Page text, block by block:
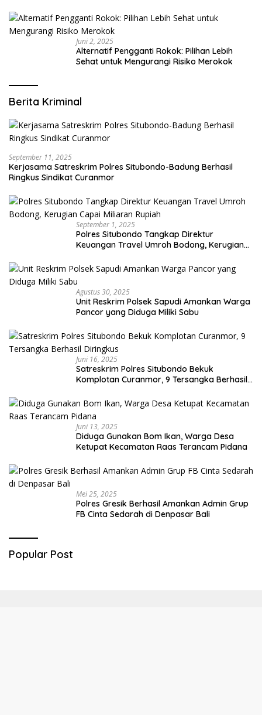
Juni 2, 2025
Alternatif Pengganti Rokok: Pilihan Lebih
Sehat untuk Mengurangi Risiko Merokok
Berita Kriminal
September 11, 2025
Kerjasama Satreskrim Polres Situbondo-Badung Berhasil
Ringkus Sindikat Curanmor
September 1, 2025
Polres Situbondo Tangkap Direktur
Keuangan Travel Umroh Bodong, Kerugian
Agustus 30, 2025
Unit Reskrim Polsek Sapudi Amankan Warga
Pancor yang Diduga Miliki Sabu
Juni 16, 2025
Satreskrim Polres Situbondo Bekuk
Komplotan Curanmor, 9 Tersangka Berhasil
Juni 13, 2025
Diduga Gunakan Bom Ikan, Warga Desa
Ketupat Kecamatan Raas Terancam Pidana
Mei 25, 2025
Polres Gresik Berhasil Amankan Admin Grup
FB Cinta Sedarah di Denpasar Bali
Popular Post